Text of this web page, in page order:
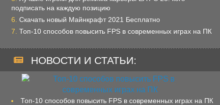
подписать на каждую позицию
Скачать новый Майнкрафт 2021 Бесплатно
Топ-10 способов повысить FPS в современных играх на ПК
НОВОСТИ И СТАТЬИ:
Топ-10 способов повысить FPS в современных играх на ПК